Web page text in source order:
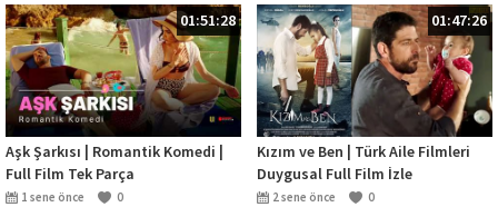
01:51:28
Aşk Şarkısı | Romantik Komedi |
Full Film Tek Parça
1 sene önce 0
01:47:26
Kızım ve Ben | Türk Aile Filmleri
Duygusal Full Film İzle
2 sene önce 0